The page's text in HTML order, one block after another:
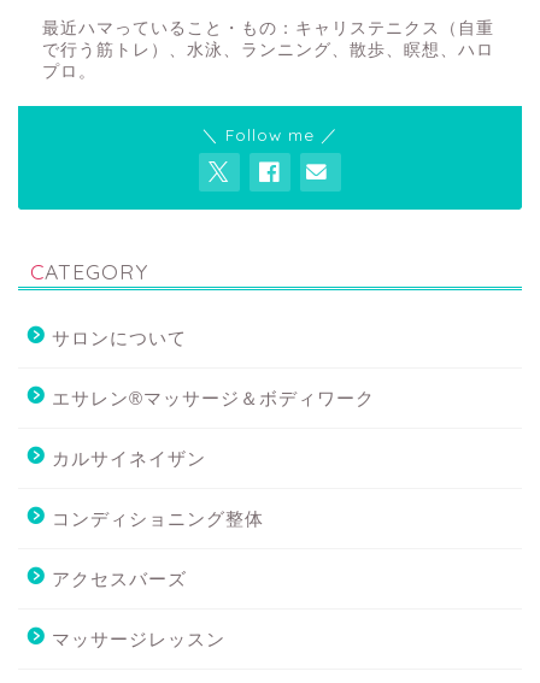
最近ハマっていること・もの：キャリステニクス（自重
で行う筋トレ）、水泳、ランニング、散歩、瞑想、ハロ
プロ。
＼ Follow me ／
CATEGORY
サロンについて
エサレン®マッサージ＆ボディワーク
カルサイネイザン
コンディショニング整体
アクセスバーズ
マッサージレッスン